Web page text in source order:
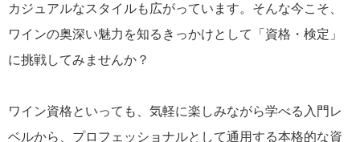
カジュアルなスタイルも広がっています。そんな今こそ、
ワインの奥深い魅力を知るきっかけとして「資格・検定」
に挑戦してみませんか？
ワイン資格といっても、気軽に楽しみながら学べる入門レ
ベルから、プロフェッショナルとして通用する本格的な資